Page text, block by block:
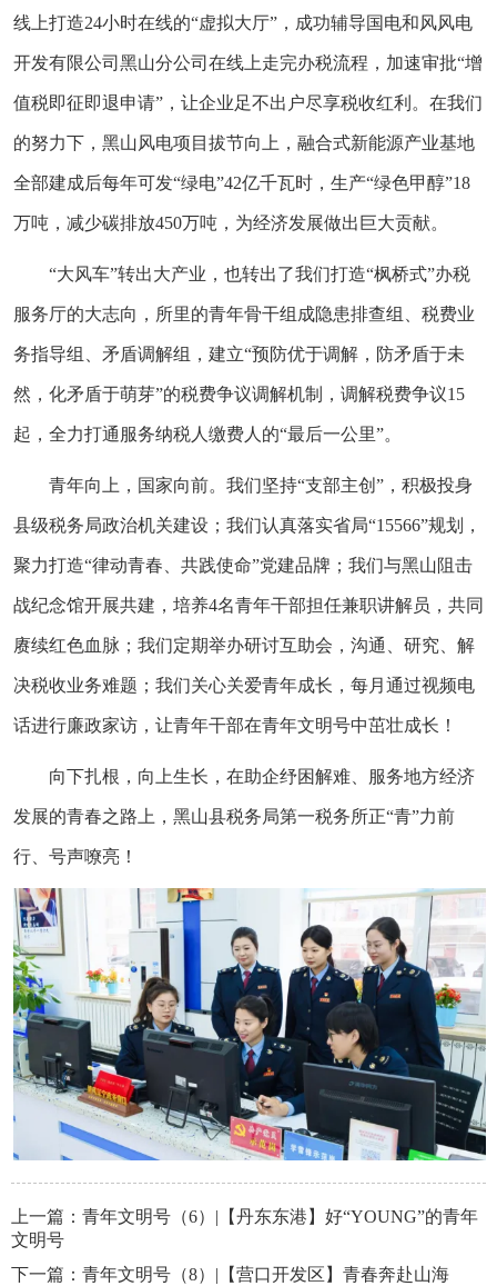
线上打造24小时在线的“虚拟大厅”，成功辅导国电和风风电
开发有限公司黑山分公司在线上走完办税流程，加速审批“增
值税即征即退申请”，让企业足不出户尽享税收红利。在我们
的努力下，黑山风电项目拔节向上，融合式新能源产业基地
全部建成后每年可发“绿电”42亿千瓦时，生产“绿色甲醇”18
万吨，减少碳排放450万吨，为经济发展做出巨大贡献。
“大风车”转出大产业，也转出了我们打造“枫桥式”办税
服务厅的大志向，所里的青年骨干组成隐患排查组、税费业
务指导组、矛盾调解组，建立“预防优于调解，防矛盾于未
然，化矛盾于萌芽”的税费争议调解机制，调解税费争议15
起，全力打通服务纳税人缴费人的“最后一公里”。
青年向上，国家向前。我们坚持“支部主创”，积极投身
县级税务局政治机关建设；我们认真落实省局“15566”规划，
聚力打造“律动青春、共践使命”党建品牌；我们与黑山阻击
战纪念馆开展共建，培养4名青年干部担任兼职讲解员，共同
赓续红色血脉；我们定期举办研讨互助会，沟通、研究、解
决税收业务难题；我们关心关爱青年成长，每月通过视频电
话进行廉政家访，让青年干部在青年文明号中茁壮成长！
向下扎根，向上生长，在助企纾困解难、服务地方经济
发展的青春之路上，黑山县税务局第一税务所正“青”力前
行、号声嘹亮！
上一篇： 青年文明号（6）|【丹东东港】好“YOUNG”的青年
文明号
下一篇： 青年文明号（8）|【营口开发区】青春奔赴山海